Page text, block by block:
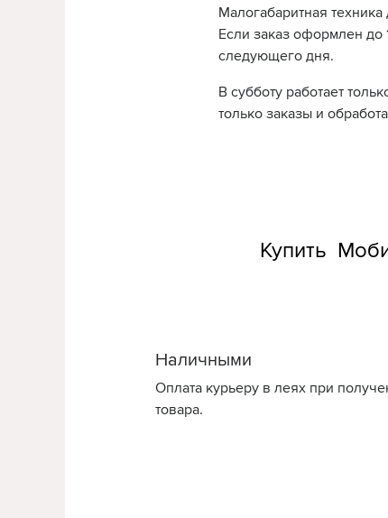
Малогабаритная техника
Если заказ оформлен до
следующего дня.
В субботу работает
только заказы и
Купить
Наличными
Оплата курьеру в леях при
товара.